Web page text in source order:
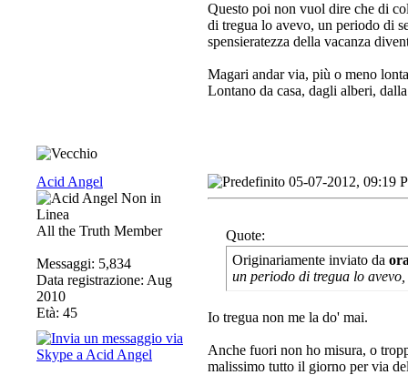
Questo poi non vuol dire che di
di tregua lo avevo, un periodo di
spensieratezza della vacanza
Magari andar via, più o meno
Lontano da casa, dagli alberi,
Acid Angel
All the Truth Member
Messaggi: 5,834
Data registrazione: Aug
2010
Età: 45
05-07-2012, 09:19
Quote:
Originariamente inviato da
un periodo di tregua lo avevo,
Io tregua non me la do' mai.
Anche fuori non ho misura, o
malissimo tutto il giorno per via